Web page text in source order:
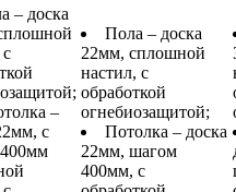
– доска
–
с
Пола – доска
22мм, сплошной
настил, с
обработкой
огнебиозащитой;
Потолка – доска
22мм, шагом
400мм, с